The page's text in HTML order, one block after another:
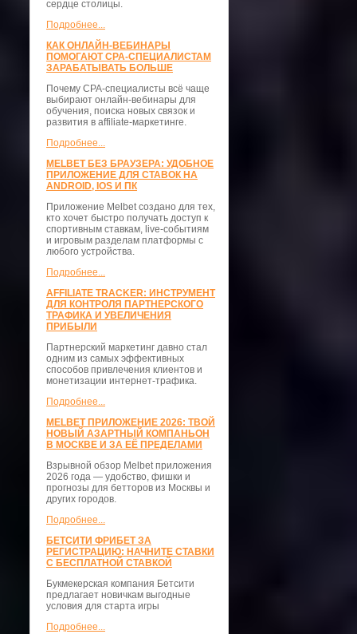
сердце столицы.
Подробнее...
КАК ОНЛАЙН-ВЕБИНАРЫ
ПОМОГАЮТ CPA-СПЕЦИАЛИСТАМ
ЗАРАБАТЫВАТЬ БОЛЬШЕ
Почему CPA-специалисты всё чаще
выбирают онлайн-вебинары для
обучения, поиска новых связок и
развития в affiliate-маркетинге.
Подробнее...
MELBET БЕЗ БРАУЗЕРА: УДОБНОЕ
ПРИЛОЖЕНИЕ ДЛЯ СТАВОК НА
ANDROID, IOS И ПК
Приложение Melbet создано для тех,
кто хочет быстро получать доступ к
спортивным ставкам, live-событиям
и игровым разделам платформы с
любого устройства.
Подробнее...
AFFILIATE TRACKER: ИНСТРУМЕНТ
ДЛЯ КОНТРОЛЯ ПАРТНЕРСКОГО
ТРАФИКА И УВЕЛИЧЕНИЯ
ПРИБЫЛИ
Партнерский маркетинг давно стал
одним из самых эффективных
способов привлечения клиентов и
монетизации интернет-трафика.
Подробнее...
MELBET ПРИЛОЖЕНИЕ 2026: ТВОЙ
НОВЫЙ АЗАРТНЫЙ КОМПАНЬОН
В МОСКВЕ И ЗА ЕЁ ПРЕДЕЛАМИ
Взрывной обзор Melbet приложения
2026 года — удобство, фишки и
прогнозы для бетторов из Москвы и
других городов.
Подробнее...
БЕТСИТИ ФРИБЕТ ЗА
РЕГИСТРАЦИЮ: НАЧНИТЕ СТАВКИ
С БЕСПЛАТНОЙ СТАВКОЙ
Букмекерская компания Бетсити
предлагает новичкам выгодные
условия для старта игры
Подробнее...